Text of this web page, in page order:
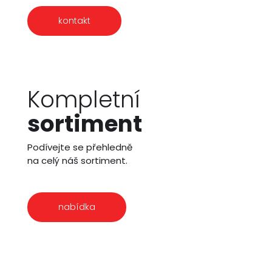
kontakt
Kompletní
sortiment
Podívejte se přehledně
na celý náš sortiment.
nabídka